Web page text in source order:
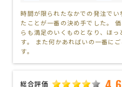
時間が限られたなかでの発注で
たことが一番の決め手でした。
らも満足のいくものとなり、ほ
す。 また何かあればいの一番に
す。
総合評価